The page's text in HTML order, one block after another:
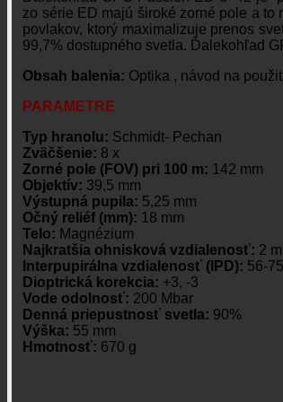
zo série ED majú široké zorné pole a
povlakov, ktorý maximalizuje prenos
99,7% dostupného svetla. Ďalekohľad
Obsah balenia: Optika , návod na
PARAMETRE
Typ hranolu: Schmidt- Pechan
Zväčšenie: 8 x
Zorné pole (FOV) pri 100 m: 142 mm
Objektív: 39,5 mm
Výstupná pupila: 5,25 mm
Očný reliéf (mm): 18 mm
Telo: Magnézium
Najkratšia ohnisková vzdialenosť: 2 m
Interpupirálna vzdialenosť (IPD): 56-75
Dioptrická korekcia: +3, -3
Vode odolnosť: 200 Mbar
Denná priepustnosť svetla: 90%
Výška: 55 mm
Hmotnosť: 670 g